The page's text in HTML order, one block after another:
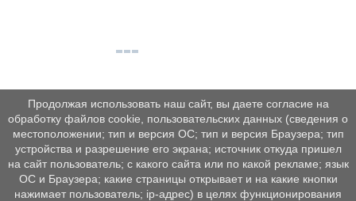
Продолжая использовать наш сайт, вы даете согласие на
обработку файлов cookie, пользовательских данных (сведения о
местоположении; тип и версия ОС; тип и версия Браузера; тип
устройства и разрешение его экрана; источник откуда пришел
на сайт пользователь; с какого сайта или по какой рекламе; язык
ОС и Браузера; какие страницы открывает и на какие кнопки
нажимает пользователь; ip-адрес) в целях функционирования